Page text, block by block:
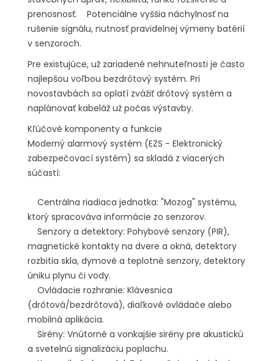
prenosnosť. Potenciálne vyššia náchylnosť na
rušenie signálu, nutnosť pravidelnej výmeny batérií
v senzoroch.
Pre existujúce, už zariadené nehnuteľnosti je často
najlepšou voľbou bezdrôtový systém. Pri
novostavbách sa oplatí zvážiť drôtový systém a
naplánovať kabeláž už počas výstavby.
Kľúčové komponenty a funkcie
Moderný alarmový systém (EZS - Elektronický
zabezpečovací systém) sa skladá z viacerých
súčastí:
Centrálna riadiaca jednotka: "Mozog" systému,
ktorý spracováva informácie zo senzorov.
Senzory a detektory: Pohybové senzory (PIR),
magnetické kontakty na dvere a okná, detektory
rozbitia skla, dymové a teplotné senzory, detektory
úniku plynu či vody.
Ovládacie rozhranie: Klávesnica
(drôtová/bezdrôtová), diaľkové ovládače alebo
mobilná aplikácia.
Sirény: Vnútorné a vonkajšie sirény pre akustickú
a svetelnú signalizáciu poplachu.